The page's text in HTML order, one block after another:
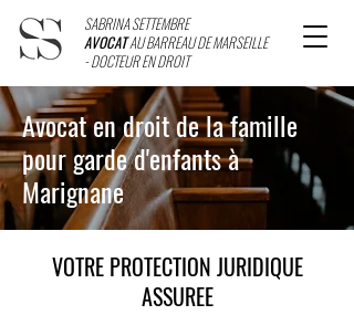
SABRINA SETTEMBRE
AVOCATAU BARREAU DE MARSEILLE
- DOCTEUR EN DROIT
Avocat en droit de la famille
pour garde d'enfants à
Marignane
VOTRE PROTECTION JURIDIQUE
ASSUREE